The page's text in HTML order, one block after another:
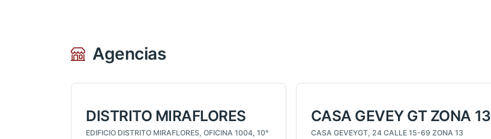
Agencias
DISTRITO MIRAFLORES
EDIFICIO DISTRITO MIRAFLORES, OFICINA 1004, 10°
CASA GEVEY GT ZONA 13
CASA GEVEYGT, 24 CALLE 15-69 ZONA 13